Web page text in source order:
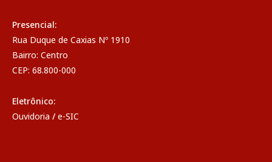
Presencial:
Rua Duque de Caxias Nº 1910
Bairro: Centro
CEP: 68.800-000
Eletrônico:
Ouvidoria / e-SIC